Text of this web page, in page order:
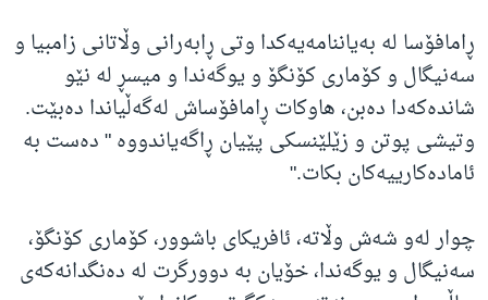
ڕامافۆسا لە بەیاننامەیەکدا وتی ڕابەرانی وڵاتانی زامبیا و
سەنیگال و کۆماری کۆنگۆ و یوگەندا و میسڕ لە نێو
شاندەکەدا دەبن، هاوکات ڕامافۆساش لەگەڵیاندا دەبێت.
وتیشی پوتن و زێلێنسکی پێیان ڕاگەیاندووە " دەست بە
ئامادەکارییەکان بکات."
چوار لەو شەش وڵاتە، ئافریکای باشوور، کۆماری کۆنگۆ،
سەنیگال و یوگەندا، خۆیان بە دوورگرت لە دەنگدانەکەی